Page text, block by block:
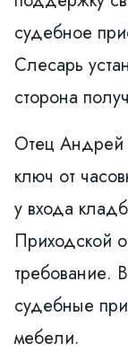
судебное
Слесарь
сторона
Отец Андрей
ключ от
у входа
Приходской
требование.
судебные
мебели.